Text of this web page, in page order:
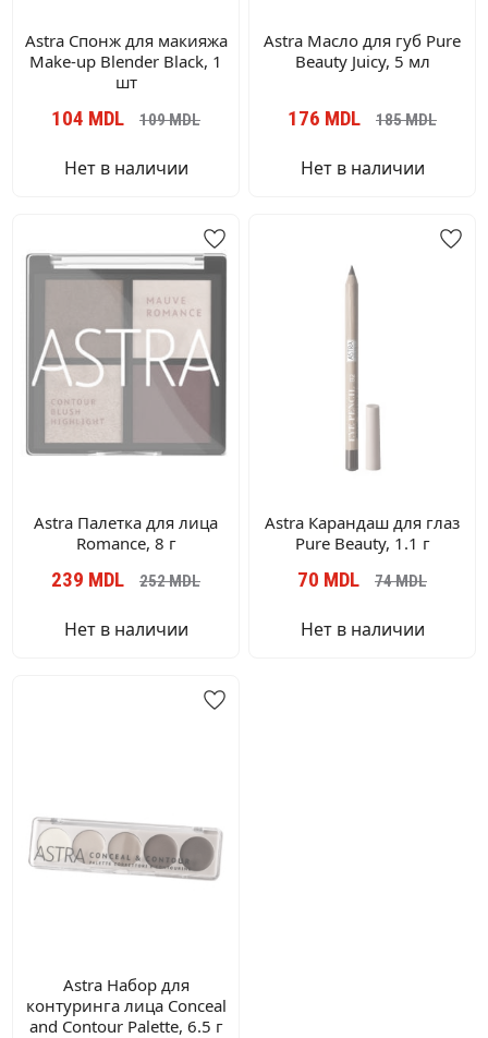
Astra Спонж для макияжа
Make-up Blender Black, 1
шт
104 MDL 109MDL
Нет в наличии
Astra Масло для губ Pure
Beauty Juicy, 5 мл
176 MDL 185MDL
Нет в наличии
Astra Палетка для лица
Romance, 8 г
239 MDL 252MDL
Нет в наличии
Astra Карандаш для глаз
Pure Beauty, 1.1 г
70 MDL 74MDL
Нет в наличии
Astra Набор для
контуринга лица Conceal
and Contour Palette, 6.5 г